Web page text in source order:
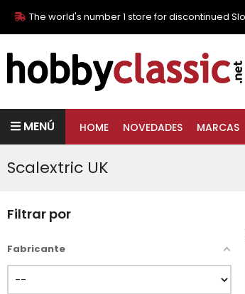
The world's number 1 store for discontinued
MENÚ HOME NOVEDADES MARCAS
Scalextric UK
Filtrar por
Fabricante